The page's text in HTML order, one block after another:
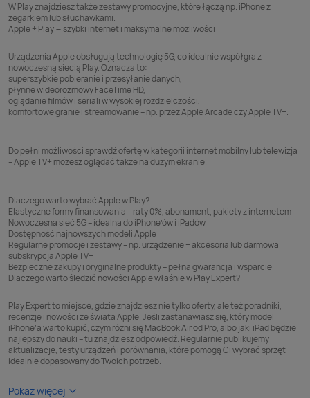
W Play znajdziesz także zestawy promocyjne, które łączą np. iPhone z
zegarkiem lub słuchawkami.
Apple + Play = szybki internet i maksymalne możliwości
Urządzenia Apple obsługują technologię 5G, co idealnie współgra z
nowoczesną siecią Play. Oznacza to:
superszybkie pobieranie i przesyłanie danych,
płynne wideorozmowy FaceTime HD,
oglądanie filmów i seriali w wysokiej rozdzielczości,
komfortowe granie i streamowanie – np. przez Apple Arcade czy Apple TV+.
Do pełni możliwości sprawdź ofertę w kategorii internet mobilnylubtelewizja
– Apple TV+ możesz oglądać także na dużym ekranie.
Dlaczego warto wybrać Apple w Play?
Elastyczne formy finansowania – raty 0%, abonament, pakiety z internetem
Nowoczesna sieć 5G – idealna do iPhone’ów i iPadów
Dostępność najnowszych modeli Apple
Regularne promocje i zestawy – np. urządzenie + akcesoria lub darmowa
subskrypcja Apple TV+
Bezpieczne zakupy i oryginalne produkty – pełna gwarancja i wsparcie
Dlaczego warto śledzić nowości Apple właśnie w Play Expert?
Play Expert to miejsce, gdzie znajdziesz nie tylko oferty, ale też poradniki,
recenzje i nowości ze świata Apple. Jeśli zastanawiasz się, który model
iPhone’a warto kupić, czym różni się MacBook Air od Pro, albo jaki iPad będzie
najlepszy do nauki – tu znajdziesz odpowiedź. Regularnie publikujemy
aktualizacje, testy urządzeń i porównania, które pomogą Ci wybrać sprzęt
idealnie dopasowany do Twoich potrzeb.
Pokaż więcej